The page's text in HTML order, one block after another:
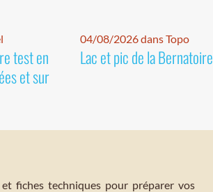
test en
et sur
04/08/2026 dans Topo
Lac et pic de la Bernatoire
fiches techniques pour préparer vos